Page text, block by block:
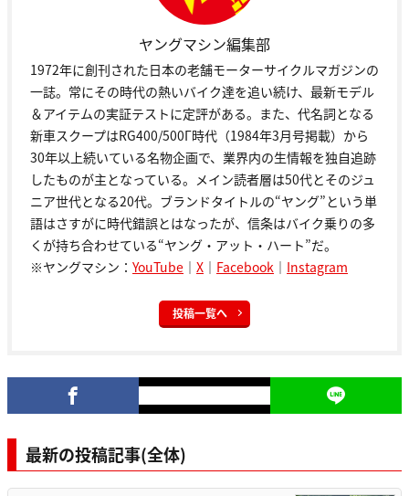
ヤングマシン編集部
1972年に創刊された日本の老舗モーターサイクルマガジンの
一誌。常にその時代の熱いバイク達を追い続け、最新モデル
＆アイテムの実証テストに定評がある。また、代名詞となる
新車スクープはRG400/500Γ時代（1984年3月号掲載）から
30年以上続いている名物企画で、業界内の生情報を独自追跡
したものが主となっている。メイン読者層は50代とそのジュ
ニア世代となる20代。ブランドタイトルの“ヤング”という単
語はさすがに時代錯誤とはなったが、信条はバイク乗りの多
くが持ち合わせている“ヤング・アット・ハート”だ。
※ヤングマシン： YouTube ｜ X ｜ Facebook ｜ Instagram
投稿一覧へ
最新の投稿記事(全体)